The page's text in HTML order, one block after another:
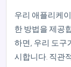
우리 애플리케
한 방법을 제공
하면, 우리 도구
시합니다. 직관